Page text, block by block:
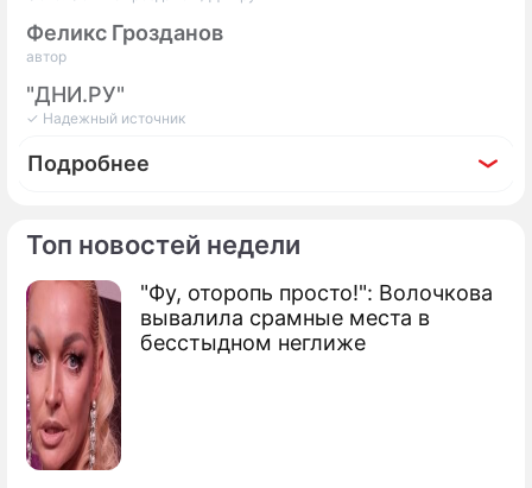
Топ новостей недели
"Фу, оторопь просто!": Волочкова
вывалила срамные места в
бесстыдном неглиже
Феликс Грозданов
автор
"ДНИ.РУ"
✓ Надежный источник
Подробнее
Фоторепортаж
ТЕСТ: сможете отгадать популярных
актрис по кадрам из СССР?